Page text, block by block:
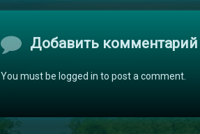
Комментарии
Добавить комментарий
You must be logged in to post a comment.